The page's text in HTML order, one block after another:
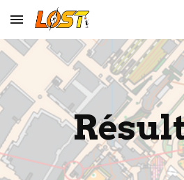
Skip to main content